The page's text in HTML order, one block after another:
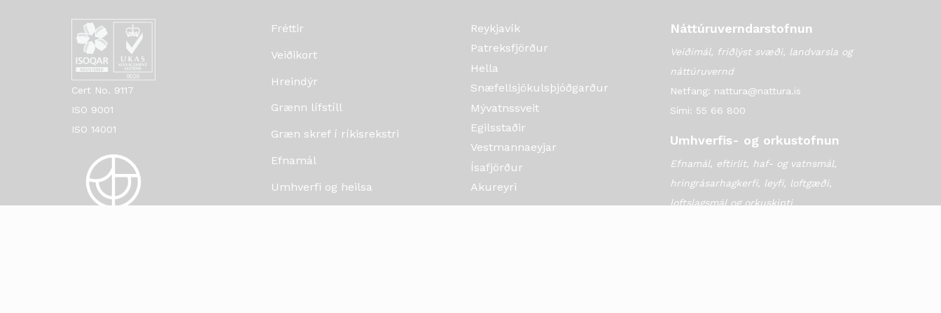
Cert No. 9117
ISO 9001
ISO 14001
Fréttir
Veiðikort
Hreindýr
Grænn lífstíll
Græn skref í ríkisrekstri
Efnamál
Umhverfi og heilsa
Reykjavík
Patreksfjörður
Hella
Snæfellsjökulsþjóðgarður
Mývatnssveit
Egilsstaðir
Vestmannaeyjar
Ísafjörður
Akureyri
Náttúruverndarstofnun
Veiðimál, friðlýst svæði, landvarsla og
náttúruvernd
Netfang: nattura@nattura.is
Sími: 55 66 800
Umhverfis- og orkustofnun
Efnamál, eftirlit, haf- og vatnsmál,
hringrásarhagkerfi, leyfi, loftgæði,
loftslagsmál og orkuskipti